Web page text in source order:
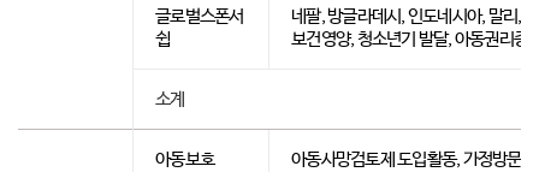
글로벌스폰서
쉽
네팔, 방글라데시, 인도네시아, 말리,
보건영양, 청소년기 발달, 아동권리증
소계
아동보호 아동사망검토제 도입활동, 가정방문